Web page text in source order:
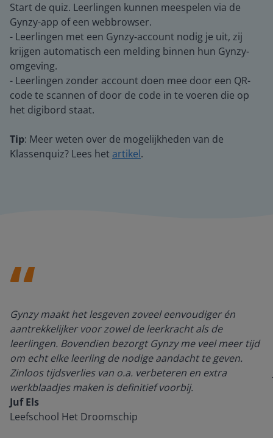
Start de quiz. Leerlingen kunnen meespelen via de
Gynzy-app of een webbrowser.
- Leerlingen met een Gynzy-account nodig je uit, zij
krijgen automatisch een melding binnen hun Gynzy-
omgeving.
- Leerlingen zonder account doen mee door een QR-
code te scannen of door de code in te voeren die op
het digibord staat.
Tip: Meer weten over de mogelijkheden van de
Klassenquiz? Lees het artikel.
Gynzy maakt het lesgeven zoveel eenvoudiger én
aantrekkelijker voor zowel de leerkracht als de
leerlingen. Bovendien bezorgt Gynzy me veel meer tijd
om echt elke leerling de nodige aandacht te geven.
Zinloos tijdsverlies van o.a. verbeteren en extra
werkblaadjes maken is definitief voorbij.
Juf Els
Leefschool Het Droomschip